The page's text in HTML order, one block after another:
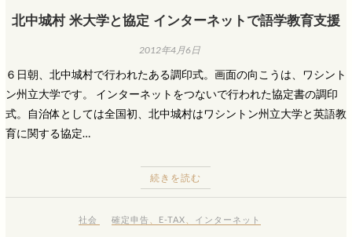
北中城村 米大学と協定 インターネットで語学教育支援
2012年4月6日
６日朝、北中城村で行われたある調印式。画面の向こうは、ワシント
ン州立大学です。 インターネットをつないで行われた協定書の調印
式。自治体としては全国初、北中城村はワシントン州立大学と英語教
育に関する協定…
続きを読む
社会 確定申告 E-TAX インターネット